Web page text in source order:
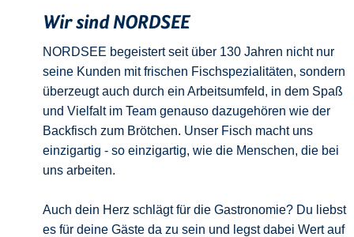
Wir sind NORDSEE
NORDSEE begeistert seit über 130 Jahren nicht nur
seine Kunden mit frischen Fischspezialitäten, sondern
überzeugt auch durch ein Arbeitsumfeld, in dem Spaß
und Vielfalt im Team genauso dazugehören wie der
Backfisch zum Brötchen. Unser Fisch macht uns
einzigartig - so einzigartig, wie die Menschen, die bei
uns arbeiten.
Auch dein Herz schlägt für die Gastronomie? Du liebst
es für deine Gäste da zu sein und legst dabei Wert auf